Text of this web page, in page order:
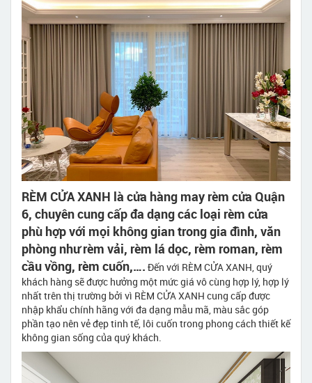
RÈM CỬA XANH là cửa hàng may rèm cửa Quận
6, chuyên cung cấp đa dạng các loại rèm cửa
phù hợp với mọi không gian trong gia đình, văn
phòng như rèm vải, rèm lá dọc, rèm roman, rèm
cầu vồng, rèm cuốn,…. Đến với RÈM CỬA XANH, quý
khách hàng sẽ được hưởng một mức giá vô cùng hợp lý, hợp lý
nhất trên thị trường bởi vì RÈM CỬA XANH cung cấp được
nhập khẩu chính hãng với đa dạng mẫu mã, màu sắc góp
phần tạo nên vẻ đẹp tinh tế, lôi cuốn trong phong cách thiết kế
không gian sống của quý khách.